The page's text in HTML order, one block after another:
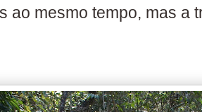
ao mesmo tempo, mas